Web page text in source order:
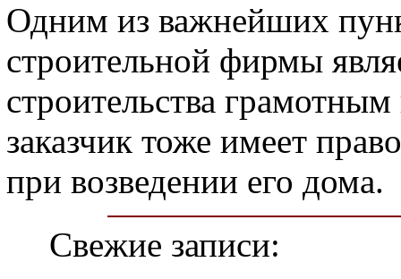
Одним из важнейших
строительной фирмы
строительства
заказчик тоже имеет
при возведении его дома.
Свежие записи: